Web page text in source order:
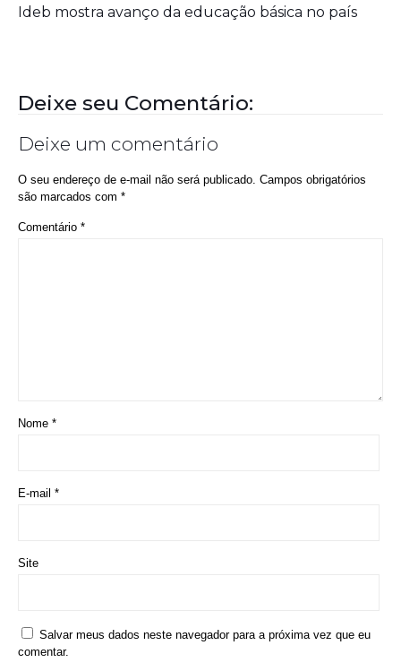
Ideb mostra avanço da educação básica no país
Deixe seu Comentário:
Deixe um comentário
O seu endereço de e-mail não será publicado. Campos obrigatórios
são marcados com *
Comentário *
Nome *
E-mail *
Site
Salvar meus dados neste navegador para a próxima vez que eu
comentar.